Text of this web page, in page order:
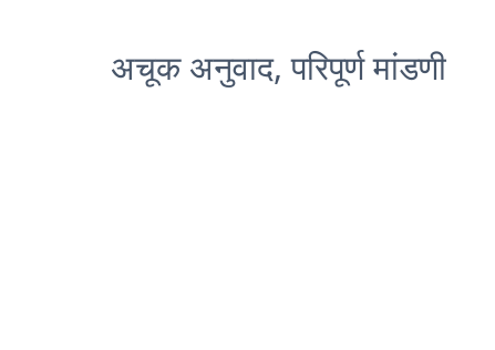
अचूक अनुवाद, परिपूर्ण मांडणी